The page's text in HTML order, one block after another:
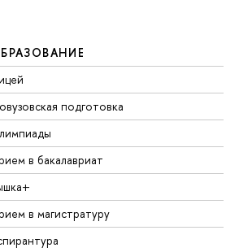
подготовка
в бакалавриат
в магистратуру